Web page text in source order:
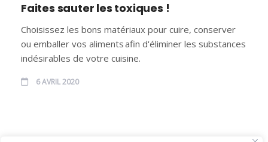
Faites sauter les toxiques !
Choisissez les bons matériaux pour cuire, conserver
ou emballer vos aliments afin d'éliminer les substances
indésirables de votre cuisine.
6 AVRIL 2020